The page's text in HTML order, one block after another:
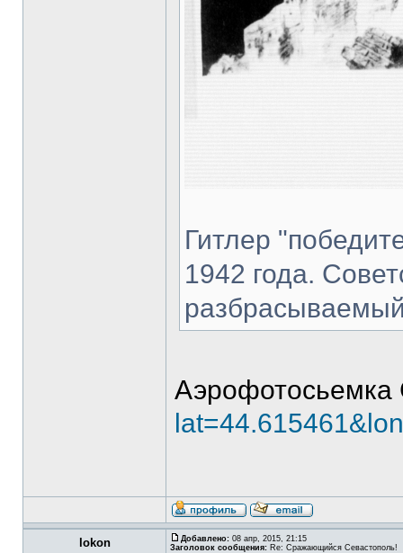
Гитлер
1942 года.
Аэрофотосьемка
lokon Добавлено: 08 апр, 2015, 21:15
Заголовок сообщения: Re: Сражающийся Севастополь!